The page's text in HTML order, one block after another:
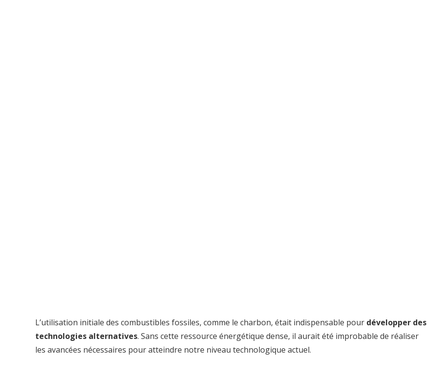
L’utilisation initiale des combustibles fossiles, comme le charbon, était indispensable pour développer des
technologies alternatives. Sans cette ressource énergétique dense, il aurait été improbable de réaliser
les avancées nécessaires pour atteindre notre niveau technologique actuel.